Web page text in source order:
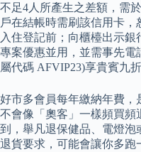
不足4人所產生之差額，需
戶在結帳時需刷該信用卡
入住登記前；向櫃檯出示
專案優惠並用，並需事先
屬代碼 AFVIP23)享貴賓九
好市多會員每年繳納年費，
不會像「奧客」一樣頻買頻
到，舉凡退保健品、電燈
退貨要求，可能會讓你多跑